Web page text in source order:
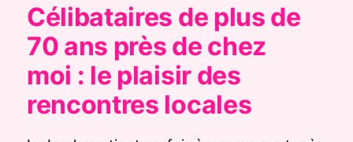
Célibataires de plus de
70 ans près de chez
moi : le plaisir des
rencontres locales